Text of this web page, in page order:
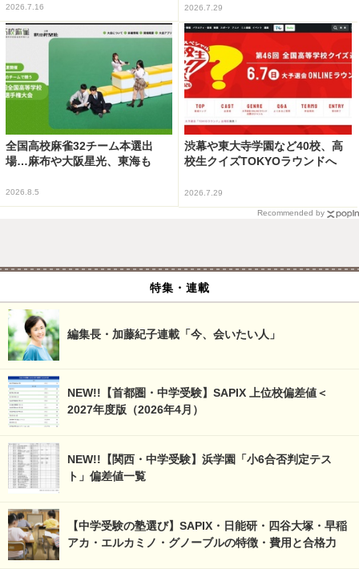
2026.7.16 2026.7.29
全国高校麻雀32チーム本選出
場…麻布や大阪星光、東海も
2026.8.5
渋幕や東大寺学園など40校、高
校生クイズTOKYOラウンドへ
2026.7.29
Recommended by
特集・連載
編集長・加藤紀子連載「今、会いたい人」
NEW!!【首都圏・中学受験】SAPIX 上位校偏差値＜
2027年度版（2026年4月）
NEW!!【関西・中学受験】浜学園「小6合否判定テス
ト」偏差値一覧
【中学受験の塾選び】SAPIX・日能研・四谷大塚・早稲
アカ・エルカミノ・グノーブルの特徴・費用と合格力